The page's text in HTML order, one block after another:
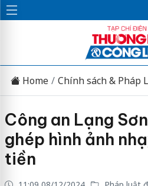
Home Chính sách & Pháp
Công an Lạng
ghép hình ảnh
tiền